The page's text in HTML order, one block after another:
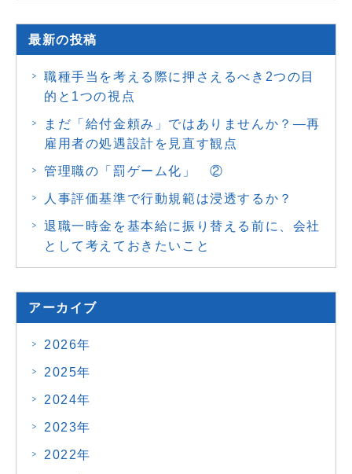
最新の投稿
職種手当を考える際に押さえるべき2つの目
的と1つの視点
まだ「給付金頼み」ではありませんか？―再
雇用者の処遇設計を見直す観点
管理職の「罰ゲーム化」 ②
人事評価基準で行動規範は浸透するか？
退職一時金を基本給に振り替える前に、会社
として考えておきたいこと
アーカイブ
2026年
2025年
2024年
2023年
2022年